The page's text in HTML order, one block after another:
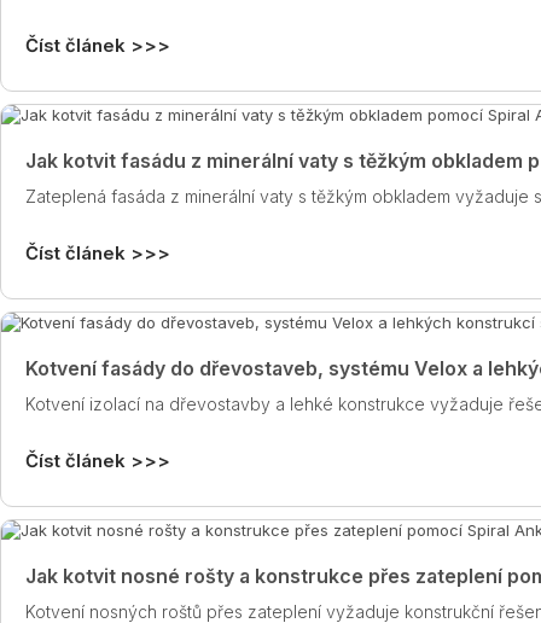
Číst článek >>>
Jak kotvit fasádu z minerální vaty s těžkým obkladem
Zateplená fasáda z minerální vaty s těžkým obkladem
Číst článek >>>
Kotvení fasády do dřevostaveb, systému Velox a
Kotvení izolací na dřevostavby a lehké konstrukce vyžaduje
Číst článek >>>
Jak kotvit nosné rošty a konstrukce přes zateplení
Kotvení nosných roštů přes zateplení vyžaduje konstrukční